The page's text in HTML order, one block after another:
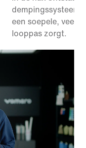
dempingssysteem
een soepele,
looppas zorgt.